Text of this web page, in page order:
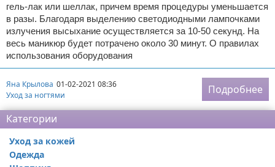
гель-лак или шеллак, причем время процедуры уменьшается
в разы. Благодаря выделению светодиодными лампочками
излучения высыхание осуществляется за 10-50 секунд. На
весь маникюр будет потрачено около 30 минут. О правилах
использования оборудования
Яна Крылова 01-02-2021 08:36
Уход за ногтями
Подробнее
Категории
Уход за кожей
Одежда